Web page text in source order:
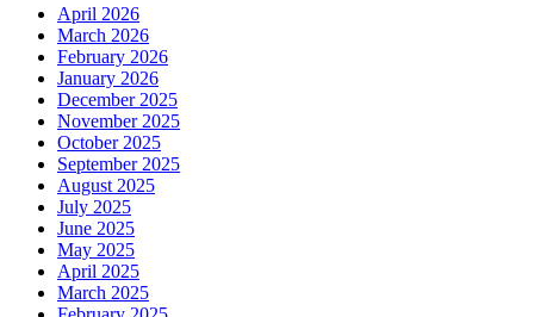
April 2026
March 2026
February 2026
January 2026
December 2025
November 2025
October 2025
September 2025
August 2025
July 2025
June 2025
May 2025
April 2025
March 2025